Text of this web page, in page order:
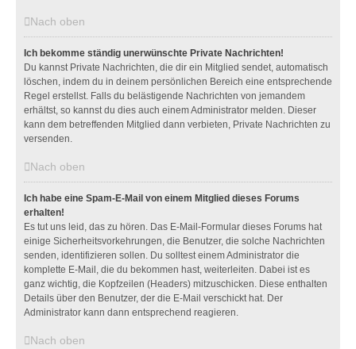
Nach oben
Ich bekomme ständig unerwünschte Private Nachrichten!
Du kannst Private Nachrichten, die dir ein Mitglied sendet, automatisch
löschen, indem du in deinem persönlichen Bereich eine entsprechende
Regel erstellst. Falls du belästigende Nachrichten von jemandem
erhältst, so kannst du dies auch einem Administrator melden. Dieser
kann dem betreffenden Mitglied dann verbieten, Private Nachrichten zu
versenden.
Nach oben
Ich habe eine Spam-E-Mail von einem Mitglied dieses Forums
erhalten!
Es tut uns leid, das zu hören. Das E-Mail-Formular dieses Forums hat
einige Sicherheitsvorkehrungen, die Benutzer, die solche Nachrichten
senden, identifizieren sollen. Du solltest einem Administrator die
komplette E-Mail, die du bekommen hast, weiterleiten. Dabei ist es
ganz wichtig, die Kopfzeilen (Headers) mitzuschicken. Diese enthalten
Details über den Benutzer, der die E-Mail verschickt hat. Der
Administrator kann dann entsprechend reagieren.
Nach oben